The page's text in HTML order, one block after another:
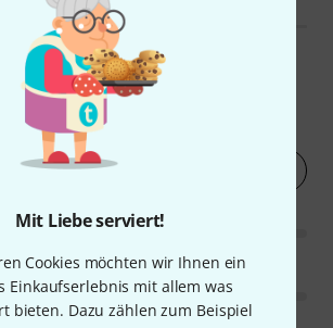
Mit Liebe serviert!
Cookies möchten wir Ihnen ein
Einkaufserlebnis mit allem was
bieten. Dazu zählen zum Beispiel
4.4/ 5